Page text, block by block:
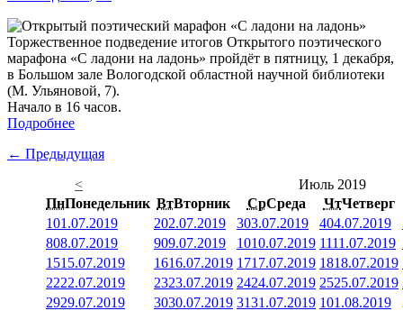
Торжественное подведение итогов Открытого поэтического
марафона «С ладони на ладонь» пройдёт в пятницу, 1 декабря,
в Большом зале Вологодской областной научной библиотеки
(М. Ульяновой, 7).
Начало в 16 часов.
Подробнее
← Предыдущая
<
Июль 2019
ПнПонедельник ВтВторник СрСреда ЧтЧетверг
101.07.2019 202.07.2019 303.07.2019 404.07.2019
808.07.2019 909.07.2019 1010.07.2019 1111.07.2019
1515.07.2019 1616.07.2019 1717.07.2019 1818.07.2019
2222.07.2019 2323.07.2019 2424.07.2019 2525.07.2019
2929.07.2019 3030.07.2019 3131.07.2019 101.08.2019